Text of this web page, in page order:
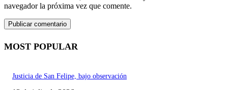
navegador la próxima vez que comente.
MOST POPULAR
Justicia de San Felipe, bajo observación